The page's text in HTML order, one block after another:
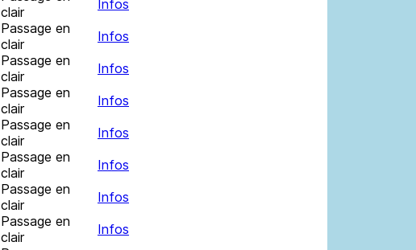
clair
Infos
Passage en
clair
Infos
Passage en
clair
Infos
Passage en
clair
Infos
Passage en
clair
Infos
Passage en
clair
Infos
Passage en
clair
Infos
Passage en
clair
Infos